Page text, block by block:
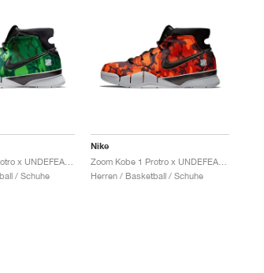
Zoom Kobe 1 Protro x UNDEFEATED "Green Camo"
/ Schuhe
Nike
Herren / Basketball / Schuhe